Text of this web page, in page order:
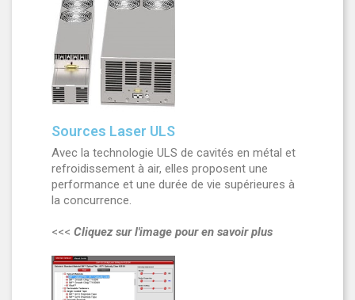
Sources Laser ULS
Avec la technologie ULS de cavités en métal et
refroidissement à air, elles proposent une
performance et une durée de vie supérieures à
la concurrence.
<<< Cliquez sur l'image pour en savoir plus